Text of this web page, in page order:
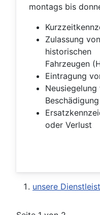
montags bis
Zulassung
historischen
Fahrzeugen
Eintragung
Beschädigung
oder Verlust
unsere